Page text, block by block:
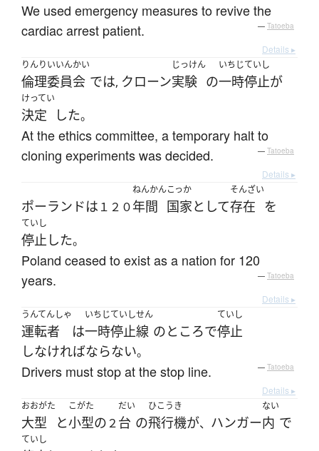
We used emergency measures to revive the
cardiac arrest patient.
— Tatoeba
Details ▸
りんりいいんかい
倫理委員会 では, クローン
じっけん
実験 の
いちじていし
一時停止が
けってい
決定 した。
At the ethics committee, a temporary halt to
cloning experiments was decided.
— Tatoeba
Details ▸
ポーランドは １２０
ねんかん
年間
こっか
国家として
そんざい
存在 を
ていし
停止 した。
Poland ceased to exist as a nation for 120
years.
— Tatoeba
Details ▸
うんてんしゃ
運転者 は
いちじていし
一時停止
せん
線 のところで
ていし
停止
しなければならない。
Drivers must stop at the stop line. — Tatoeba
Details ▸
おおがた
大型 と
こがた
小型の２
だい
台 の
ひこうき
飛行機が、 ハンガー
ない
内 で
ていし